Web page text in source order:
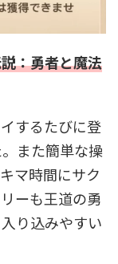
：勇者と魔法
するたびに登
また簡単な操
マ時間にサク
ーも王道の勇
り込みやすい